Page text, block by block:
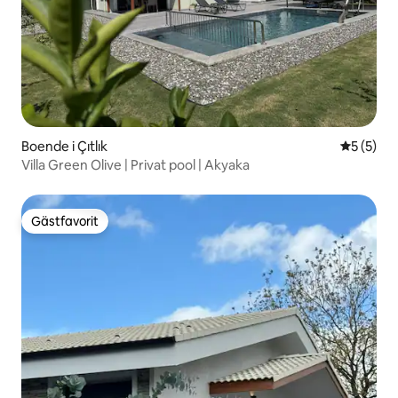
Boende i Çıtlık 5 av 5 i
5 (5)
Villa Green Olive | Privat pool | Akyaka
Gästfavorit
Gästfavorit